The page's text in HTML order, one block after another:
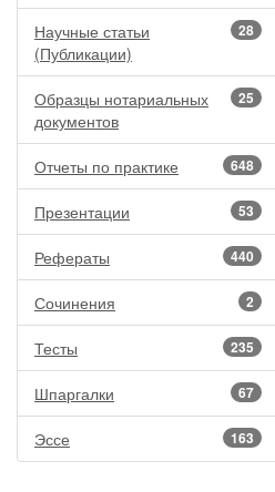
28
Научные статьи
(Публикации)
25
Образцы нотариальных
документов
648
Отчеты по практике
53
Презентации
440
Рефераты
2
Сочинения
235
Тесты
67
Шпаргалки
163
Эссе